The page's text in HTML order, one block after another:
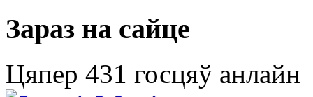
Зараз на сайце
Цяпер 431 госцяў анлайн